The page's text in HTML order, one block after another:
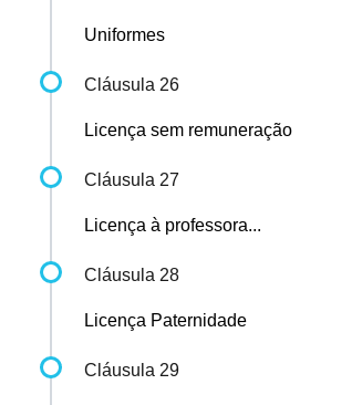
Uniformes
Cláusula 26
Licença sem remuneração
Cláusula 27
Licença à professora...
Cláusula 28
Licença Paternidade
Cláusula 29